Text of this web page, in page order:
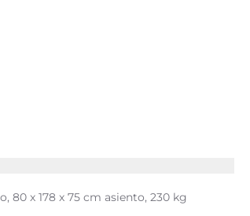
80 x 178 x 75 cm asiento, 230 kg